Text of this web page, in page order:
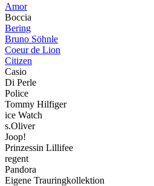
Amor
Boccia
Bering
Bruno Söhnle
Coeur de Lion
Citizen
Casio
Di Perle
Police
Tommy Hilfiger
ice Watch
s.Oliver
Joop!
Prinzessin Lillifee
regent
Pandora
Eigene Trauringkollektion